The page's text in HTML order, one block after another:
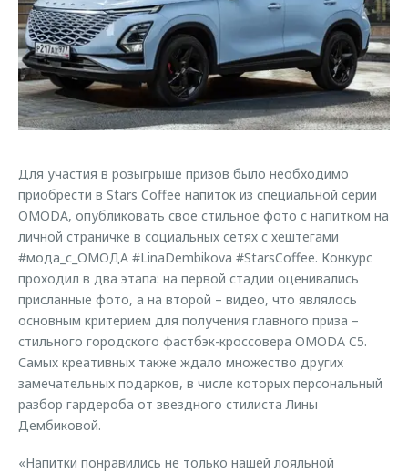
Страхование
Кредитный калькулятор
Аксессуары
Одежда и сувениры
Запчасти
Трейд-ин
Калькулятор трейд-ин
Клиентская поддержка
O&J Автоклуб
Клуб владельцев OMODA
Приложение O&J
Одежда и сувениры
Оригинальные аксессуары
Запчасти
Обратная связь
Для участия в розыгрыше призов было необходимо
приобрести в Stars Coffee напиток из специальной серии
OMODA, опубликовать свое стильное фото с напитком на
личной страничке в социальных сетях с хештегами
#мода_с_ОМОДА #LinaDembikova #StarsCoffee. Конкурс
проходил в два этапа: на первой стадии оценивались
присланные фото, а на второй – видео, что являлось
основным критерием для получения главного приза –
стильного городского фастбэк-кроссовера OMODA C5.
Самых креативных также ждало множество других
замечательных подарков, в числе которых персональный
разбор гардероба от звездного стилиста Лины
Дембиковой.
«Напитки понравились не только нашей лояльной